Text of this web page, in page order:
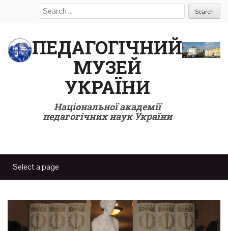
Search
for:
ПЕДАГОГІЧНИЙ
МУЗЕЙ
УКРАЇНИ
Національної академії
педагогічних наук України